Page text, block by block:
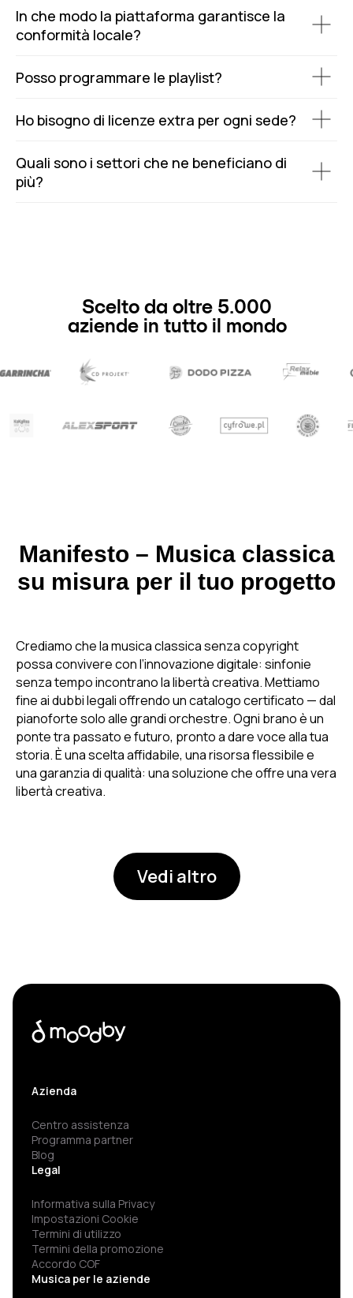
In che modo la piattaforma garantisce la
conformità locale?
Posso programmare le playlist?
Ho bisogno di licenze extra per ogni sede?
Quali sono i settori che ne beneficiano di
più?
Scelto da oltre 5.000
aziende in tutto il mondo
Manifesto – Musica classica
su misura per il tuo progetto
Crediamo che la musica classica senza copyright
possa convivere con l’innovazione digitale: sinfonie
senza tempo incontrano la libertà creativa. Mettiamo
fine ai dubbi legali offrendo un catalogo certificato — dal
pianoforte solo alle grandi orchestre. Ogni brano è un
ponte tra passato e futuro, pronto a dare voce alla tua
storia. È una scelta affidabile, una risorsa flessibile e
una garanzia di qualità: una soluzione che offre una vera
libertà creativa.
Vedi altro
Azienda
Centro assistenza
Programma partner
Blog
Legal
Informativa sulla Privacy
Impostazioni Cookie
Termini di utilizzo
Termini della promozione
Accordo COF
Musica per le aziende